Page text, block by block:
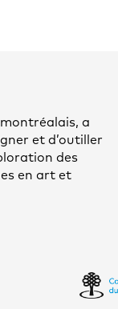
a
et d’outiller
des
en art et